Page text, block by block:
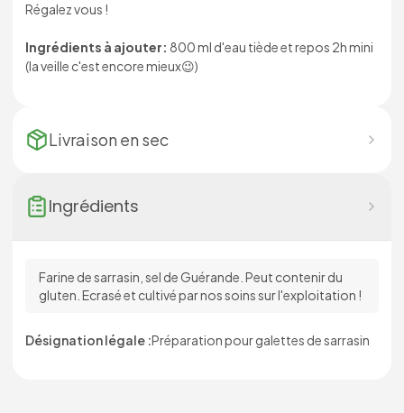
Régalez vous !
Ingrédients à ajouter: 800 ml d'eau tiède et repos 2h mini
(la veille c'est encore mieux😉)
Livraison en sec
Ingrédients
Farine de sarrasin, sel de Guérande. Peut contenir du
gluten. Ecrasé et cultivé par nos soins sur l'exploitation !
Désignation légale :Préparation pour galettes de sarrasin